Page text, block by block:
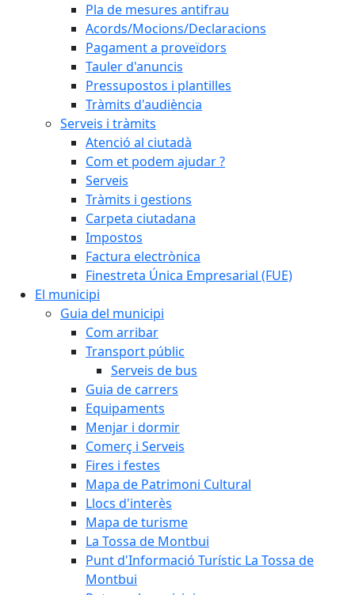
Pla de mesures antifrau
Acords/Mocions/Declaracions
Pagament a proveïdors
Tauler d'anuncis
Pressupostos i plantilles
Tràmits d'audiència
Serveis i tràmits
Atenció al ciutadà
Com et podem ajudar ?
Serveis
Tràmits i gestions
Carpeta ciutadana
Impostos
Factura electrònica
Finestreta Única Empresarial (FUE)
El municipi
Guia del municipi
Com arribar
Transport públic
Serveis de bus
Guia de carrers
Equipaments
Menjar i dormir
Comerç i Serveis
Fires i festes
Mapa de Patrimoni Cultural
Llocs d'interès
Mapa de turisme
La Tossa de Montbui
Punt d'Informació Turístic La Tossa de
Montbui